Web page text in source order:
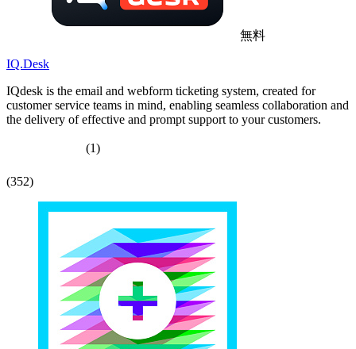
無料
IQ.Desk
IQdesk is the email and webform ticketing system, created for
customer service teams in mind, enabling seamless collaboration and
the delivery of effective and prompt support to your customers.
(1)
(352)